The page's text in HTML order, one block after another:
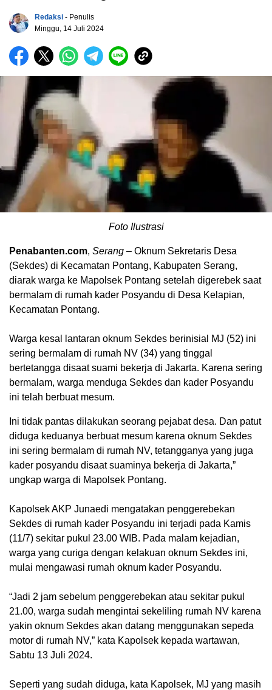
Redaksi - Penulis
Minggu, 14 Juli 2024
Foto Ilustrasi
Penabanten.com, Serang – Oknum Sekretaris Desa
(Sekdes) di Kecamatan Pontang, Kabupaten Serang,
diarak warga ke Mapolsek Pontang setelah digerebek saat
bermalam di rumah kader Posyandu di Desa Kelapian,
Kecamatan Pontang.
Warga kesal lantaran oknum Sekdes berinisial MJ (52) ini
sering bermalam di rumah NV (34) yang tinggal
bertetangga disaat suami bekerja di Jakarta. Karena sering
bermalam, warga menduga Sekdes dan kader Posyandu
ini telah berbuat mesum.
Ini tidak pantas dilakukan seorang pejabat desa. Dan patut
diduga keduanya berbuat mesum karena oknum Sekdes
ini sering bermalam di rumah NV, tetangganya yang juga
kader posyandu disaat suaminya bekerja di Jakarta,”
ungkap warga di Mapolsek Pontang.
Kapolsek AKP Junaedi mengatakan penggerebekan
Sekdes di rumah kader Posyandu ini terjadi pada Kamis
(11/7) sekitar pukul 23.00 WIB. Pada malam kejadian,
warga yang curiga dengan kelakuan oknum Sekdes ini,
mulai mengawasi rumah oknum kader Posyandu.
“Jadi 2 jam sebelum penggerebekan atau sekitar pukul
21.00, warga sudah mengintai sekeliling rumah NV karena
yakin oknum Sekdes akan datang menggunakan sepeda
motor di rumah NV,” kata Kapolsek kepada wartawan,
Sabtu 13 Juli 2024.
Seperti yang sudah diduga, kata Kapolsek, MJ yang masih